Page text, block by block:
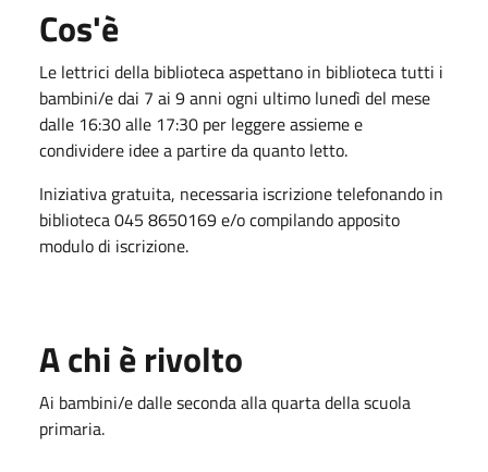
Cos'è
Le lettrici della biblioteca aspettano in biblioteca tutti i
bambini/e dai 7 ai 9 anni ogni ultimo lunedì del mese
dalle 16:30 alle 17:30 per leggere assieme e
condividere idee a partire da quanto letto.
Iniziativa gratuita, necessaria iscrizione telefonando in
biblioteca 045 8650169 e/o compilando apposito
modulo di iscrizione.
A chi è rivolto
Ai bambini/e dalle seconda alla quarta della scuola
primaria.